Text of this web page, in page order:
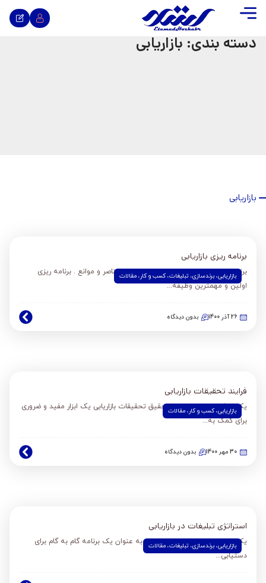
دسته بندی: بازاریابی
بازاریابی
بازاریابی، برندسازی، تبلیغات،کسب و کار، مقالات
برنامه ریزی بازاریابی
برنامه ریزی بازاریابی معنا، دامنه، اهمیت، عناصر و موانع . برنامه ریزی
اولین و مهمترین وظیفه...
26 آذر 1400 بدون دیدگاه
بازاریابی،کسب و کار، مقالات
فرایند تحقیقات بازاریابی
یک رویکرد استاندارد برای تحقیق تحقیقات بازاریابی یک ابزار مفید و ضروری
برای کمک به...
30 مهر 1400 بدون دیدگاه
بازاریابی، برندسازی، تبلیغات، مقالات
استراتژی تبلیغات در بازاریابی
یک استراتژی تبلیغاتی را می توان به عنوان یک برنامه گام به گام برای
دستیابی...